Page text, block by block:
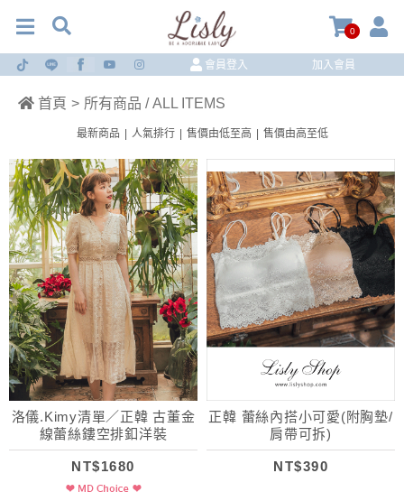
0
會員登入 加入會員
首頁 > 所有商品 / ALL ITEMS
最新商品 人氣排行 售價由低至高 售價由高至低
洛儀.Kimy清單／正韓 古董金
線蕾絲鏤空排釦洋裝
NT$1680
正韓 蕾絲內搭小可愛(附胸墊/
肩帶可拆)
NT$390